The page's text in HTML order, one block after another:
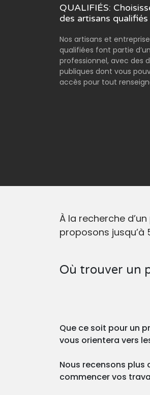
QUALIFIÉS:
des artisans qualifiés
Nos artisans et
qualifiées font partie
professionnel, avec des
publiques dont vous
accès pour tout
À la recherche
proposons
Où trouver un
Que ce soit pour un
vous orientera vers
Nous recensons plus
commencer vos